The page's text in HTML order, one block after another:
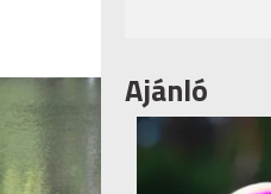
Ajánló